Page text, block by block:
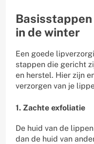
in de winter
Een goede
stappen die gericht
en herstel. Hier zijn
verzorgen van je
1. Zachte exfoliatie
De huid van de
dan de huid van